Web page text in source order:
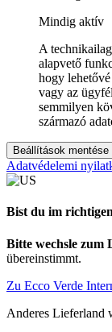
Mindig aktív
A
alapvető
hogy
vagy az
semmilyen
származó
Beállítások mentése
Adatvédelemi
Bist du im
Bitte wechsle zum
übereinstimmt.
Zu Ecco Verde
Anderes Lieferland